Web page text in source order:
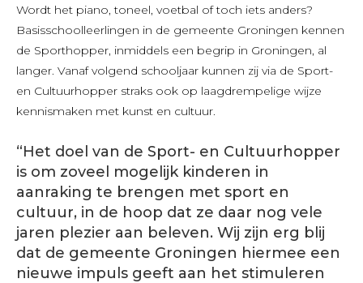
Wordt het piano, toneel, voetbal of toch iets anders?
Basisschoolleerlingen in de gemeente Groningen kennen
de Sporthopper, inmiddels een begrip in Groningen, al
langer. Vanaf volgend schooljaar kunnen zij via de Sport-
en Cultuurhopper straks ook op laagdrempelige wijze
kennismaken met kunst en cultuur.
“Het doel van de Sport- en Cultuurhopper
is om zoveel mogelijk kinderen in
aanraking te brengen met sport en
cultuur, in de hoop dat ze daar nog vele
jaren plezier aan beleven. Wij zijn erg blij
dat de gemeente Groningen hiermee een
nieuwe impuls geeft aan het stimuleren